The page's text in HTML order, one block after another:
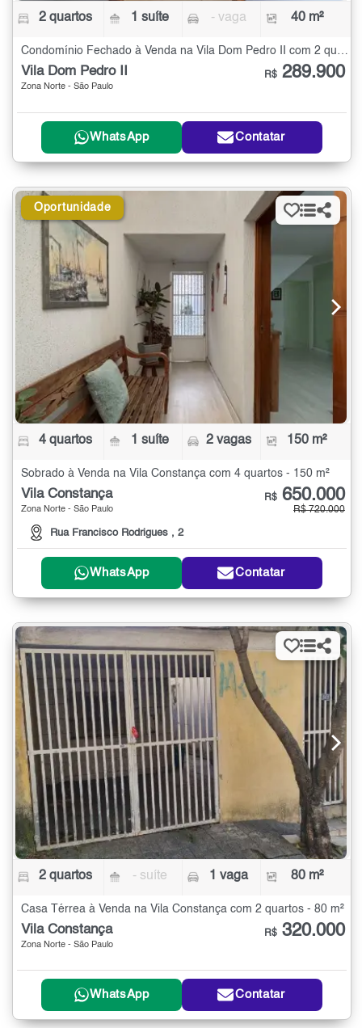
2 quartos 1 suíte - vaga 40 m²
Condomínio Fechado à Venda na Vila Dom Pedro II com 2 quartos - 40 m²
Vila Dom Pedro II
Zona Norte - São Paulo
R$ 289.900
WhatsApp Contatar
Oportunidade
4 quartos 1 suíte 2 vagas 150 m²
Sobrado à Venda na Vila Constança com 4 quartos - 150 m²
Vila Constança
Zona Norte - São Paulo
Rua Francisco Rodrigues , 2
R$ 650.000
R$ 720.000
WhatsApp Contatar
2 quartos - suíte 1 vaga 80 m²
Casa Térrea à Venda na Vila Constança com 2 quartos - 80 m²
Vila Constança
Zona Norte - São Paulo
R$ 320.000
WhatsApp Contatar